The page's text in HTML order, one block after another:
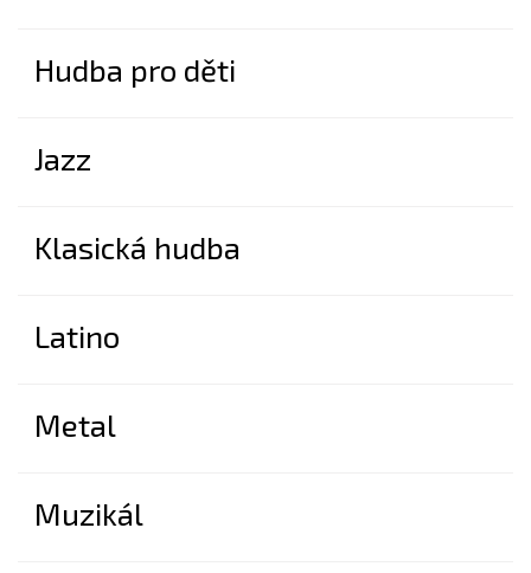
Hudba pro děti
Jazz
Klasická hudba
Latino
Metal
Muzikál